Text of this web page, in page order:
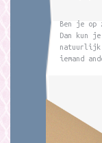
Ben je op
Dan kun
natuurlijk
iemand